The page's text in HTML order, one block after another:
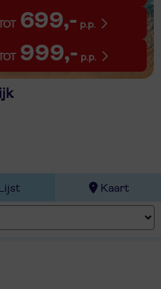
699,- p.p.
999,- p.p.
Lijst Kaart